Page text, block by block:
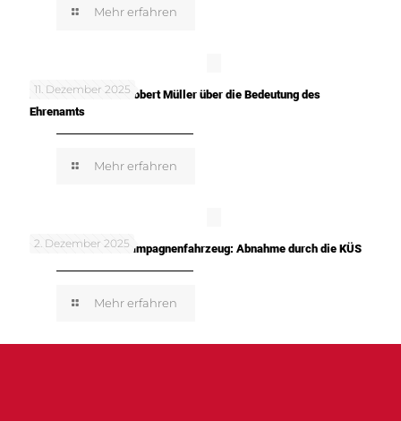
Mehr erfahren
11. Dezember 2025
In meinen Worten: Robert Müller über die Bedeutung des
Ehrenamts
Mehr erfahren
2. Dezember 2025
TUNE IT! SAFE! – Kampagnenfahrzeug: Abnahme durch die KÜS
Mehr erfahren